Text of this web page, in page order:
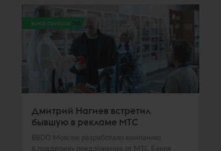
всего голосов: 325
Дмитрий Нагиев встретил
бывшую в рекламе МТС
BBDO Moscow разработало кампанию
в поддержку предложения от МТС Банка